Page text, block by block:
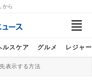
から
ルスケア グルメ レジャー
表示する方法